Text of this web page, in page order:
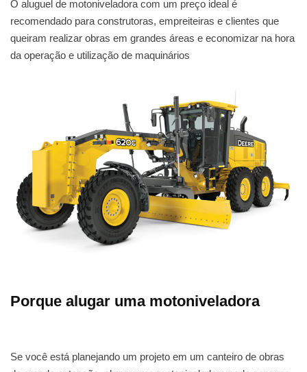
O aluguel de motoniveladora com um preço ideal é
recomendado para construtoras, empreiteiras e clientes que
queiram realizar obras em grandes áreas e economizar na hora
da operação e utilização de maquinários
Porque alugar uma motoniveladora
Se você está planejando um projeto em um canteiro de obras